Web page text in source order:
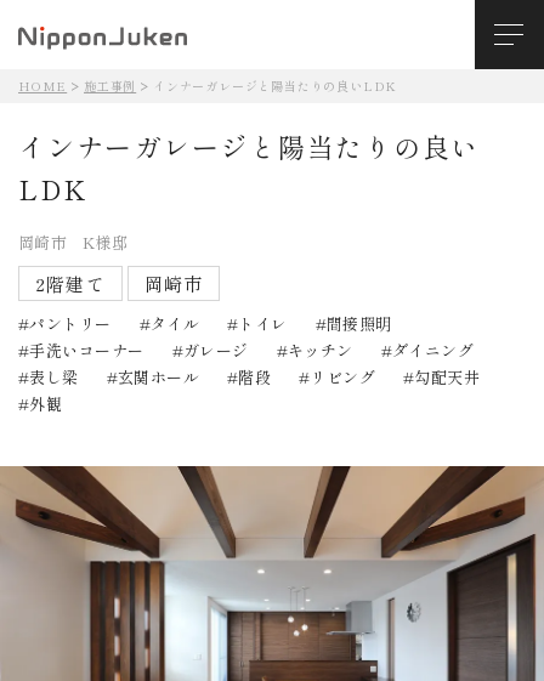
HOME 施工事例 インナーガレージと陽当たりの良いLDK
インナーガレージと陽当たりの良い
LDK
岡崎市 K様邸
2階建て 岡崎市
パントリー タイル トイレ
間接照明
手洗いコーナー
ガレージ キッチン
ダイニング
表し梁
玄関ホール 階段 リビング
勾配天井
外観